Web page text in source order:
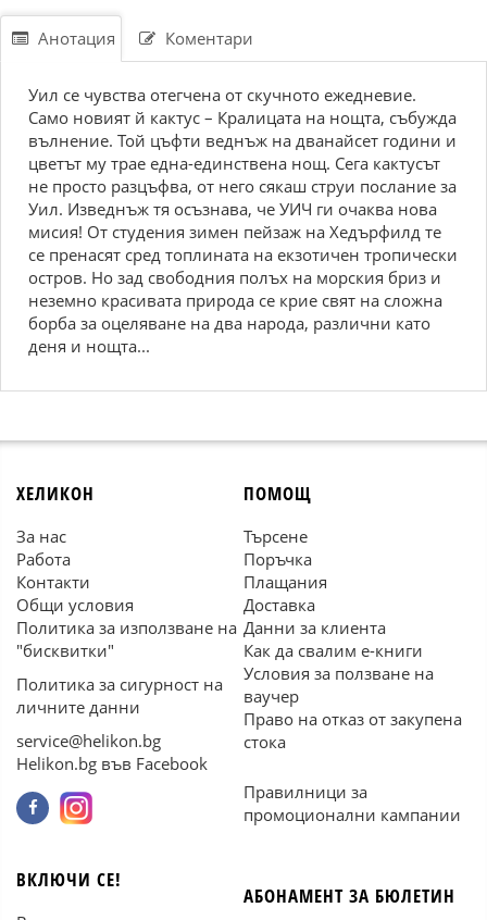
Анотация Коментари
Уил се чувства отегчена от скучното ежедневие.
Само новият й кактус – Кралицата на нощта, събужда
вълнение. Той цъфти веднъж на дванайсет години и
цветът му трае една-единствена нощ. Сега кактусът
не просто разцъфва, от него сякаш струи послание за
Уил. Изведнъж тя осъзнава, че УИЧ ги очаква нова
мисия! От студения зимен пейзаж на Хедърфилд те
се пренасят сред топлината на екзотичен тропически
остров. Но зад свободния полъх на морския бриз и
неземно красивата природа се крие свят на сложна
борба за оцеляване на два народа, различни като
деня и нощта...
ХЕЛИКОН
За нас
Работа
Контакти
Общи условия
Политика за използване на
"бисквитки"
Политика за сигурност на
личните данни
service@helikon.bg
Helikon.bg във Facebook
ПОМОЩ
Търсене
Поръчка
Плащания
Доставка
Данни за клиента
Как да свалим е-книги
Условия за ползване на
ваучер
Право на отказ от закупена
стока
Правилници за
промоционални кампании
ВКЛЮЧИ СЕ!
АБОНАМЕНТ ЗА БЮЛЕТИН